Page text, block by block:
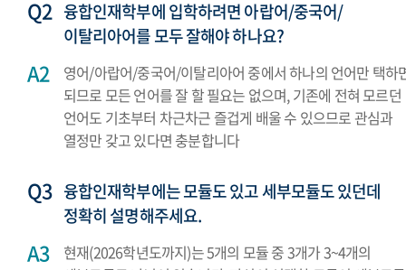
융합인재학부에 입학하려면 아랍어/중국어/
이탈리아어를 모두 잘해야 하나요?
영어/아랍어/중국어/이탈리아어 중에서 하나의 언어만 택하
되므로 모든 언어를 잘 할 필요는 없으며, 기존에 전혀 모르던
언어도 기초부터 차근차근 즐겁게 배울 수 있으므로 관심과
열정만 갖고 있다면 충분합니다
융합인재학부에는 모듈도 있고 세부모듈도 있던데
정확히 설명해주세요.
현재(2026학년도까지)는 5개의 모듈 중 3개가 3~4개의